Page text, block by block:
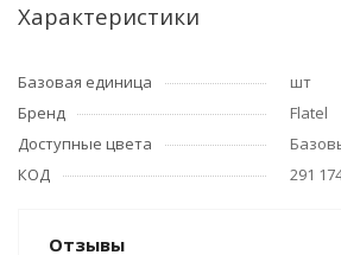
Характеристики
Базовая единица
шт
Бренд
Flatel
Доступные цвета
КОД
291
Отзывы